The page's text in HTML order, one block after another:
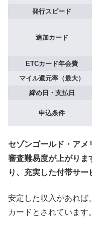
発行スピード
追加カード
ETCカード年会費
マイル還元率（最大）
締め日・支払日
申込条件
セゾンゴールド・アメ
審査難易度が上がりま
り、充実した付帯サー
安定した収入があれば
カードとされています。